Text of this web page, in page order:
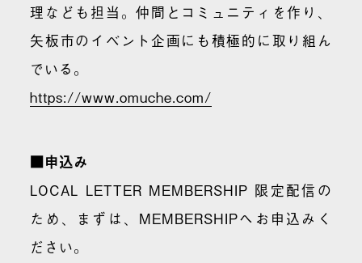
理なども担当。仲間とコミュニティを作り、
矢板市のイベント企画にも積極的に取り組ん
でいる。
https://www.omuche.com/
■申込み
LOCAL LETTER MEMBERSHIP 限定配信の
ため、まずは、MEMBERSHIPへお申込みく
ださい。